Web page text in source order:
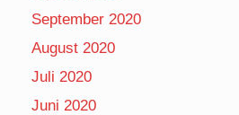
September 2020
August 2020
Juli 2020
Juni 2020